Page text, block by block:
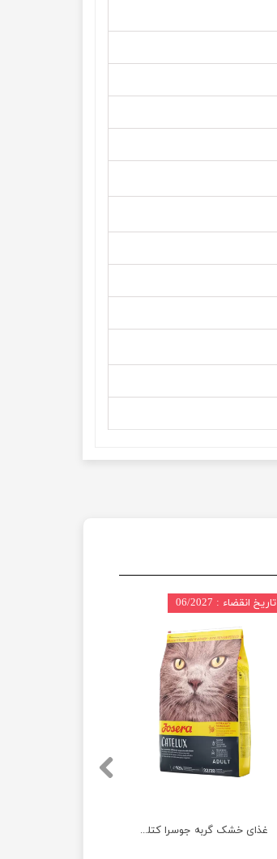
غذای خشک گربه جوسرا کتلوکس مناسب سلامت پوست و مو وزن 2 کیلوگرم
تاریخ انقضاء : 06/2027